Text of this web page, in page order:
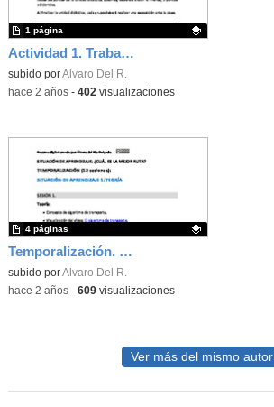
Actividad 1. Trabajo en grupo
Contenido educativo.
subido porAlvaro Del R.
1 página
-hace 2 años- 402 visualizaciones
Temporalización. ¿Cuál es la ruta óptima?
Contenido educativo.
subido porAlvaro Del R.
4 páginas
-hace 2 años- 609visualizaciones
Ver más del mismo autor